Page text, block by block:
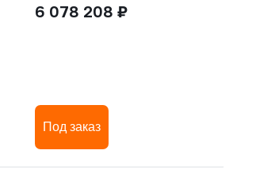
6 078 208 ₽
Под заказ